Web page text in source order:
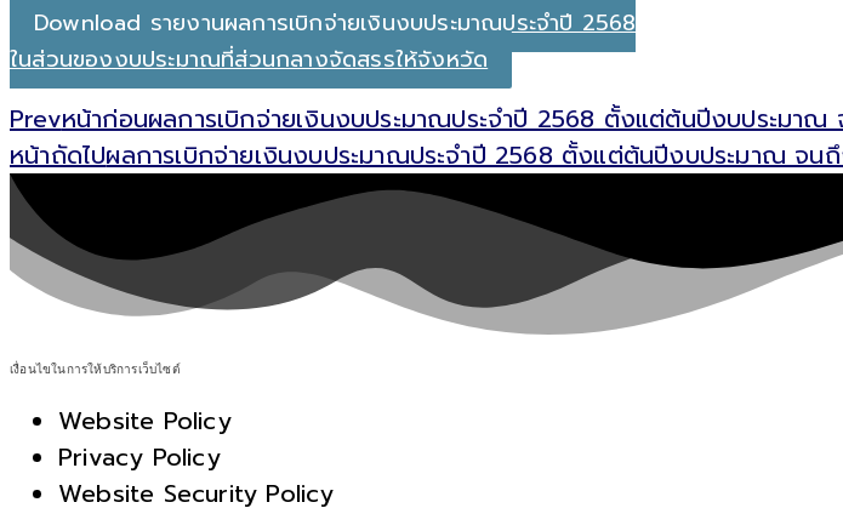
Download รายงานผลการเบิกจ่ายเงินงบประมาณประจำปี 2568
ในส่วนของงบประมาณที่ส่วนกลางจัดสรรให้จังหวัด
Prevหน้าก่อนผลการเบิกจ่ายเงินงบประมาณประจำปี 2568 ตั้งแต่ต้นปีงบประม
หน้าถัดไปผลการเบิกจ่ายเงินงบประมาณประจำปี 2568 ตั้งแต่ต้นปีงบประมาณ จ
เงื่อนไขในการให้บริการเว็บไซต์
Website Policy
Privacy Policy
Website Security Policy